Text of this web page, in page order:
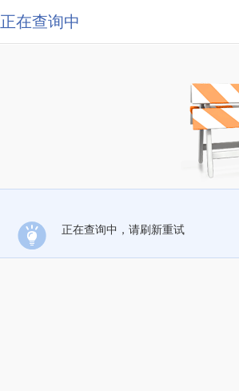
正在查询中
正在查询中，请刷新重试